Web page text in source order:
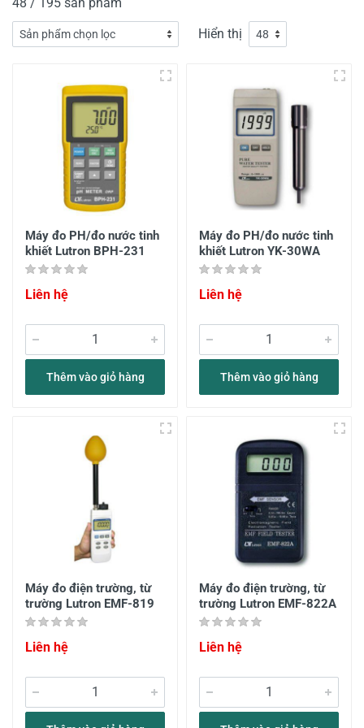
Hiển thị
Máy đo PH/đo nước tinh
khiết Lutron BPH-231
Liên hệ
Thêm vào giỏ hàng
Máy đo PH/đo nước tinh
khiết Lutron YK-30WA
Liên hệ
Thêm vào giỏ hàng
Máy đo điện trường, từ
trường Lutron EMF-819
Liên hệ
Máy đo điện trường, từ
trường Lutron EMF-822A
Liên hệ